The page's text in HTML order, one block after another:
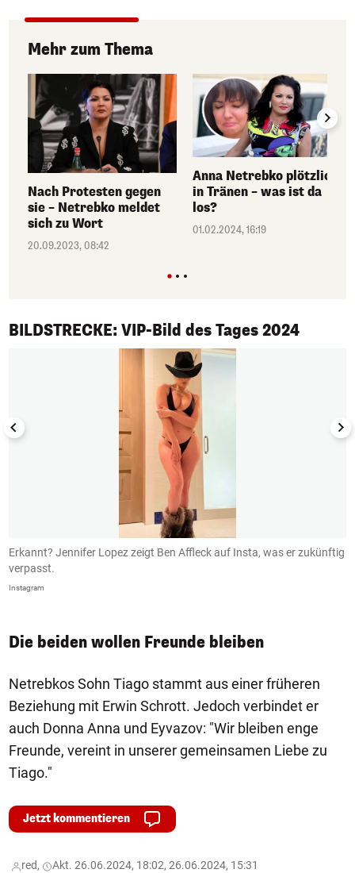
Mehr zum Thema
Nach Protesten gegen
sie – Netrebko meldet
sich zu Wort
20.09.2023, 08:42
Anna Netrebko plötzlich
in Tränen – was ist da
los?
01.02.2024, 16:19
BILDSTRECKE: VIP-Bild des Tages 2024
1/50
Erkannt? Jennifer Lopez zeigt Ben Affleck auf Insta, was er zukünftig
verpasst.
Instagram
Die beiden wollen Freunde bleiben
Netrebkos Sohn Tiago stammt aus einer früheren
Beziehung mit Erwin Schrott. Jedoch verbindet er
auch Donna Anna und Eyvazov: "Wir bleiben enge
Freunde, vereint in unserer gemeinsamen Liebe zu
Tiago."
Jetzt kommentieren
red, Akt. 26.06.2024, 18:02, 26.06.2024, 15:31